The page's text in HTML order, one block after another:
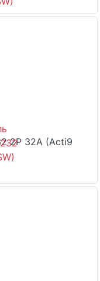
2P 32A (Acti9